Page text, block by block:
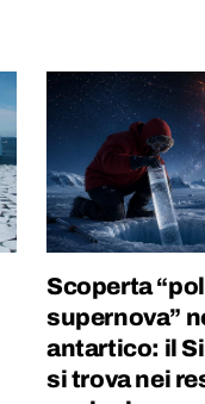
Scoperta
supernova”
antartico: il
si trova nei